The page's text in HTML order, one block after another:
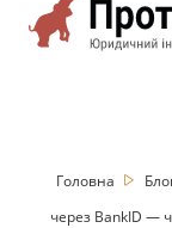
Головна
через BankID —